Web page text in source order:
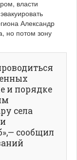
власти
Александр
но потом зону
и порядке
села
сообщил